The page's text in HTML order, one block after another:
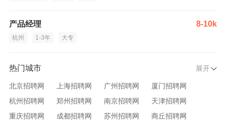
产品经理 8-10k
杭州 1-3年 大专
热门城市 展开
北京招聘网 上海招聘网 广州招聘网
厦门招聘网
杭州招聘网
郑州招聘网 南京招聘网
天津招聘网
重庆招聘网
成都招聘网 苏州招聘网 商丘招聘网